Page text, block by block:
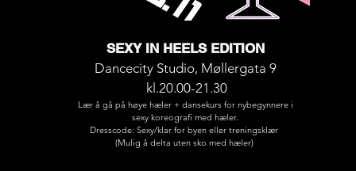
SEXY IN HEELS EDITION
Dancecity Studio, Møllergata 9
kl.20.00-21.30
Lær å gå på høye hæler + dansekurs for nybegynnere i
sexy koreografi med hæler.
Dresscode: Sexy/klar for byen eller treningsklær
(Mulig å delta uten sko med hæler)